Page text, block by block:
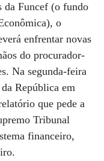
da Funcef (o fundo
o
enfrentar novas
do procurador-
Na segunda-feira
República em
que pede a
Tribunal
financeiro,